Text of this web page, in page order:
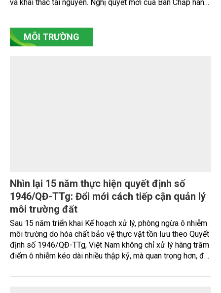
bản, chuyển đổi số, phát triển nuôi biển công nghệ cao đến
Nông nghiệp và Môi trường đang từng bước hiện thực hóa
Nghị quyết số 20-NQ/TW, hướng tới cách tiếp cận mới: khai
thác hợp lý, bảo vệ tài nguyên và kiến tạo những giá trị phát
Sau 5 năm triển khai các chủ trương phát triển kinh tế biển,
Quảng Ngãi đã đạt nhiều kết quả tích cực nhưng vẫn đối
mặt với không ít điểm nghẽn về hạ tầng, môi trường, du lịch
và khai thác tài nguyên. Nghị quyết mới của Ban Chấp hành
Đảng bộ tỉnh đặt mục tiêu đưa kinh tế biển phát triển
nhanh, bền vững, trở thành động lực quan trọng thúc đẩy
tăng trưởng của tỉnh đến năm 2030, tầm nhìn đến năm
2045.
MÔI TRƯỜNG